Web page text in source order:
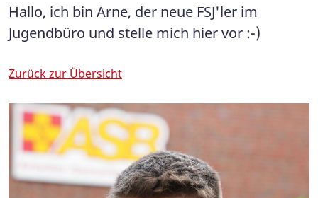
Hallo, ich bin Arne, der neue FSJ'ler im
Jugendbüro und stelle mich hier vor :-)
Zurück zur Übersicht